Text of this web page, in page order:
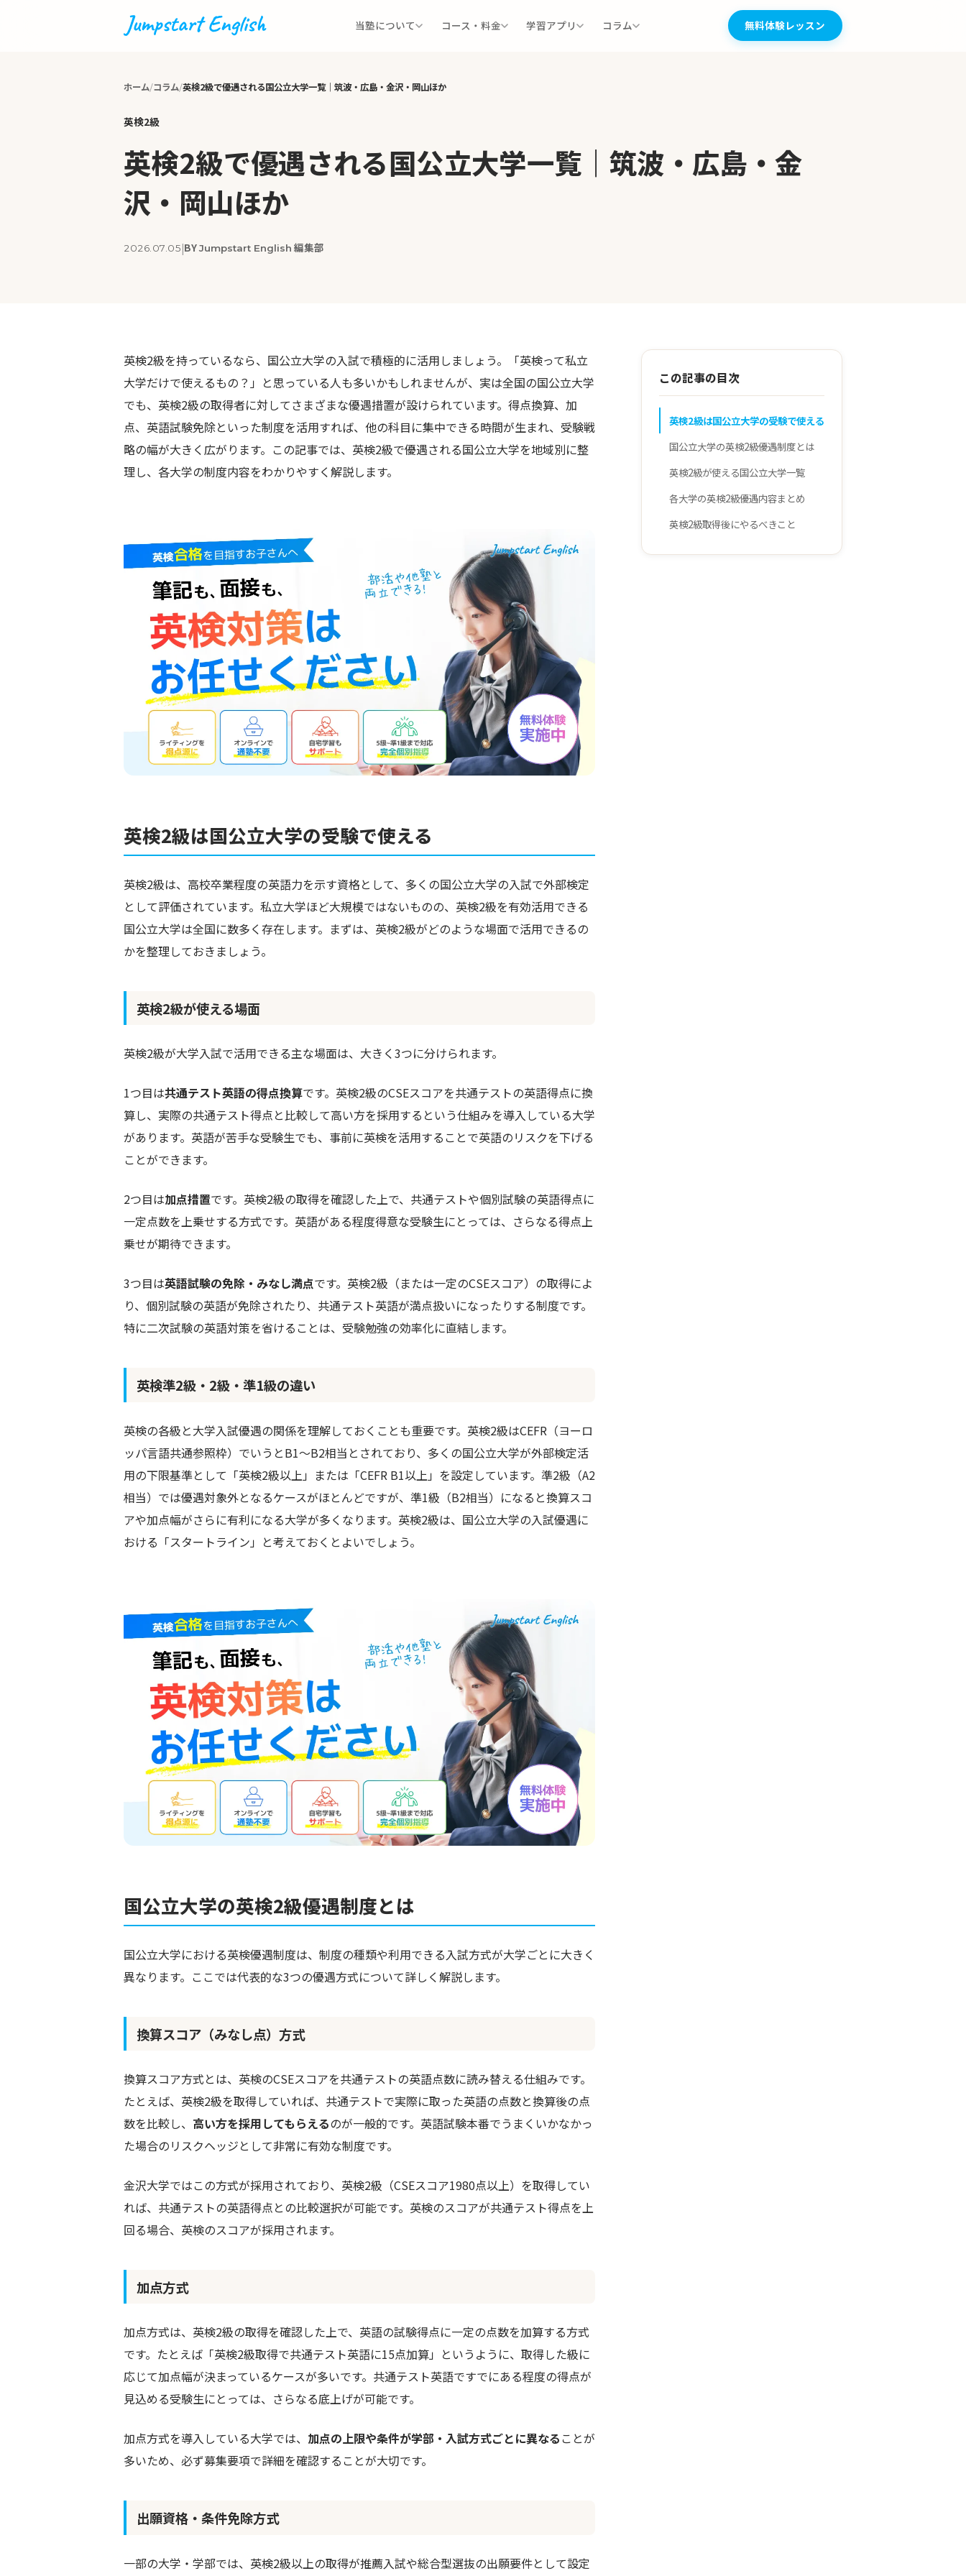
当塾について コース・料金 学習アプリ コラム 無料体験レッスン
ホーム コラム 英検2級で優遇される国公立大学一覧｜筑波・広島・金沢・岡山ほか
英検2級
英検2級で優遇される国公立大学一覧｜筑波・広島・金
沢・岡山ほか
2026.07.05|BYJumpstart English 編集部
英検2級を持っているなら、国公立大学の入試で積極的に活用しましょう。「英検って私立
大学だけで使えるもの？」と思っている人も多いかもしれませんが、実は全国の国公立大学
でも、英検2級の取得者に対してさまざまな優遇措置が設けられています。得点換算、加
点、英語試験免除といった制度を活用すれば、他の科目に集中できる時間が生まれ、受験戦
略の幅が大きく広がります。この記事では、英検2級で優遇される国公立大学を地域別に整
理し、各大学の制度内容をわかりやすく解説します。
英検2級は国公立大学の受験で使える
英検2級は、高校卒業程度の英語力を示す資格として、多くの国公立大学の入試で外部検定
として評価されています。私立大学ほど大規模ではないものの、英検2級を有効活用できる
国公立大学は全国に数多く存在します。まずは、英検2級がどのような場面で活用できるの
かを整理しておきましょう。
英検2級が使える場面
英検2級が大学入試で活用できる主な場面は、大きく3つに分けられます。
1つ目は共通テスト英語の得点換算です。英検2級のCSEスコアを共通テストの英語得点に換
算し、実際の共通テスト得点と比較して高い方を採用するという仕組みを導入している大学
があります。英語が苦手な受験生でも、事前に英検を活用することで英語のリスクを下げる
ことができます。
2つ目は加点措置です。英検2級の取得を確認した上で、共通テストや個別試験の英語得点に
一定点数を上乗せする方式です。英語がある程度得意な受験生にとっては、さらなる得点上
乗せが期待できます。
3つ目は英語試験の免除・みなし満点です。英検2級（または一定のCSEスコア）の取得によ
り、個別試験の英語が免除されたり、共通テスト英語が満点扱いになったりする制度です。
特に二次試験の英語対策を省けることは、受験勉強の効率化に直結します。
英検準2級・2級・準1級の違い
英検の各級と大学入試優遇の関係を理解しておくことも重要です。英検2級はCEFR（ヨーロ
ッパ言語共通参照枠）でいうとB1〜B2相当とされており、多くの国公立大学が外部検定活
用の下限基準として「英検2級以上」または「CEFR B1以上」を設定しています。準2級（A2
相当）では優遇対象外となるケースがほとんどですが、準1級（B2相当）になると換算スコ
アや加点幅がさらに有利になる大学が多くなります。英検2級は、国公立大学の入試優遇に
おける「スタートライン」と考えておくとよいでしょう。
国公立大学の英検2級優遇制度とは
国公立大学における英検優遇制度は、制度の種類や利用できる入試方式が大学ごとに大きく
異なります。ここでは代表的な3つの優遇方式について詳しく解説します。
換算スコア（みなし点）方式
換算スコア方式とは、英検のCSEスコアを共通テストの英語点数に読み替える仕組みです。
たとえば、英検2級を取得していれば、共通テストで実際に取った英語の点数と換算後の点
数を比較し、 高い方を採用してもらえるのが一般的です。英語試験本番でうまくいかなかっ
た場合のリスクヘッジとして非常に有効な制度です。
金沢大学ではこの方式が採用されており、英検2級（CSEスコア1980点以上）を取得してい
れば、共通テストの英語得点との比較選択が可能です。英検のスコアが共通テスト得点を上
回る場合、英検のスコアが採用されます。
加点方式
加点方式は、英検2級の取得を確認した上で、英語の試験得点に一定の点数を加算する方式
です。たとえば「英検2級取得で共通テスト英語に15点加算」というように、取得した級に
応じて加点幅が決まっているケースが多いです。共通テスト英語ですでにある程度の得点が
見込める受験生にとっては、さらなる底上げが可能です。
加点方式を導入している大学では、 加点の上限や条件が学部・入試方式ごとに異なる ことが
多いため、必ず募集要項で詳細を確認することが大切です。
出願資格・条件免除方式
一部の大学・学部では、英検2級以上の取得が推薦入試や総合型選抜の出願要件として設定
この記事の目次
英検2級は国公立大学の受験で使える
国公立大学の英検2級優遇制度とは
英検2級が使える国公立大学一覧
各大学の英検2級優遇内容まとめ
英検2級取得後にやるべきこと